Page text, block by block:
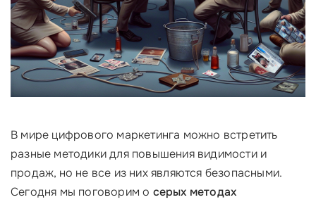
В мире цифрового маркетинга можно встретить
разные методики для повышения видимости и
продаж, но не все из них являются безопасными.
Сегодня мы поговорим о серых методах